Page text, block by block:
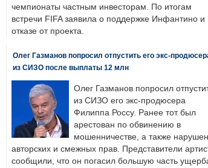
чемпионаты частным инвесторам. По итогам
встречи FIFA заявила о поддержке Инфантино и
отказе от проекта.
Олег Газманов попросил отпустить его экс-
из СИЗО после выплаты 12 млн
Олег Газманов попросил
из СИЗО его экс-продюсера
Филиппа Россу. Ранее тот был
арестован по обвинению в
мошенничестве, а также
авторских и смежных прав. Представители
сообщили, что он погасил большую часть